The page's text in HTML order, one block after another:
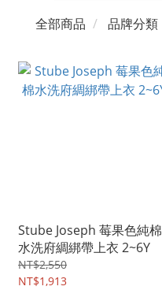
全部商品 品牌分類
Stube Joseph 莓果色純棉
水洗府綢綁帶上衣 2~6Y
NT$2,550
NT$1,913